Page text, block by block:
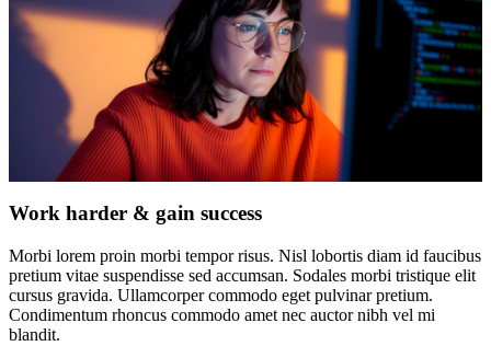
Work harder & gain success
Morbi lorem proin morbi tempor risus. Nisl lobortis diam id faucibus
pretium vitae suspendisse sed accumsan. Sodales morbi tristique elit
cursus gravida. Ullamcorper commodo eget pulvinar pretium.
Condimentum rhoncus commodo amet nec auctor nibh vel mi
blandit.